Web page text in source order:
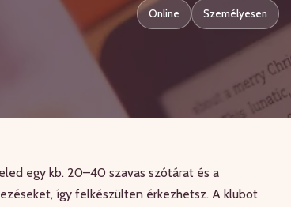
Online Személyesen
egy kb. 20–40 szavas szótárat és a
így felkészülten érkezhetsz. A klubot